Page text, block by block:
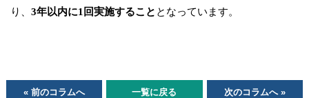
り、 3年以内に1回実施すること となっています。
« 前のコラムへ 一覧に戻る 次のコラムへ »